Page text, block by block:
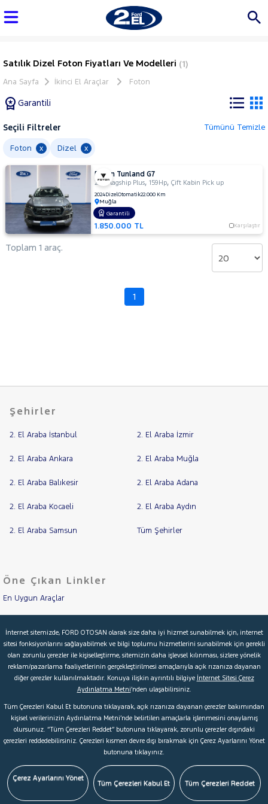
Satılık Dizel Foton Fiyatları Ve Modelleri (1)
Ana Sayfa İkinci El Araçlar Foton
Garantili
Tüm
Araçlar
AUDI
BMC
BMW
Tunland
HONDA
HYUNDAI
Jaecoo
JEEP
MAN
MITSUBISHI
MOTORSIKLET
NISSAN
PEUGEOT
RENAULT
SEAT
SSANGYONG
SUBARU
Şehir
Yakıt
Türü
Tipi
Aktarma
Garanti
Kampanya
ve
Boya
Parça
İlan
Seçili Filtreler Tümünü Temizle
Foton x Dizel x
Foton Tunland G7
2.0 Flagship Plus,159Hp,Çift Kabin Pick up
2024DizelOtomatik22.000 Km
Muğla
1.850.000 TL Karşılaştır
Garantili
Toplam 1 araç.
1
Şehirler
2. El Araba İstanbul 2. El Araba İzmir
2. El Araba Ankara 2. El Araba Muğla
2. El Araba Balıkesir 2. El Araba Adana
2. El Araba Kocaeli 2. El Araba Aydın
2. El Araba Samsun Tüm Şehirler
Öne Çıkan Linkler
En Uygun Araçlar
İkinci El Garanti
Kampanyalar
Kredi Hesaplama & Başvuru
© 2026 Ford Türkiye Ford Kurumsal Hakkımızda
Şartlar & Kişisel Verilerin Korunması S.S.S.
Çerez Tercihleri
İnternet sitemizde, FORD OTOSAN olarak size daha iyi hizmet sunabilmek için, internet
sitesi fonksiyonlarını sağlayabilmek ve bilgi toplumu hizmetlerini sunabilmek için gerekli
olan zorunlu çerezler ile kişiselleştirme, sitemizin daha işlevsel kılınması, sizlere yönelik
reklam/pazarlama faaliyetlerinin gerçekleştirilmesi amaçlarıyla açık rızanıza dayanan
diğer çerezler kullanılmaktadır. Konuya ilişkin ayrıntılı bilgiye İnternet Sitesi Çerez
Aydınlatma Metni’nden ulaşabilirsiniz.
Tüm Çerezleri Kabul Et butonuna tıklayarak, açık rızanıza dayanan çerezler bakımından
kişisel verilerinizin Aydınlatma Metni’nde belirtilen amaçlarla işlenmesini onaylamış
olursunuz. “Tüm Çerezleri Reddet” butonuna tıklayarak, zorunlu çerezler dışındaki
çerezleri reddedebilirsiniz. Çerezleri kısmen devre dışı bırakmak için Çerez Ayarlarını Yönet
butonuna tıklayınız.
Çerez Ayarlarını Yönet
Tüm Çerezleri Kabul Et Tüm Çerezleri Reddet